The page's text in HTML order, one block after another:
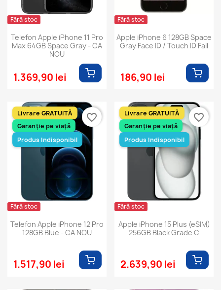
Fără stoc
Telefon Apple iPhone 11 Pro
Max 64GB Space Gray - CA
NOU
1.369,90 lei
Fără stoc
Apple iPhone 6 128GB Space
Gray Face ID / Touch ID Fail
186,90 lei
Fără stoc
Telefon Apple iPhone 12 Pro
128GB Blue - CA NOU
1.517,90 lei
Livrare GRATUITĂ
Garanție pe viață
Produs Indisponibil
favorite_border
Fără stoc
Apple iPhone 15 Plus (eSIM)
256GB Black Grade C
2.639,90 lei
Livrare GRATUITĂ
Garanție pe viață
Produs Indisponibil
favorite_border